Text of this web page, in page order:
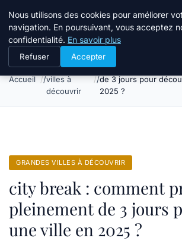
Tourisme Landes
Accueil
Grandes
villes à
découvrir
city break : comment
de 3 jours pour
2025 ?
GRANDES VILLES À DÉCOUVRIR
city break : comment
pleinement de 3 jours
une ville en 2025 ?
Nous utilisons des cookies pour améliorer
navigation. En poursuivant, vous acceptez
confidentialité. En savoir plus
Refuser Accepter